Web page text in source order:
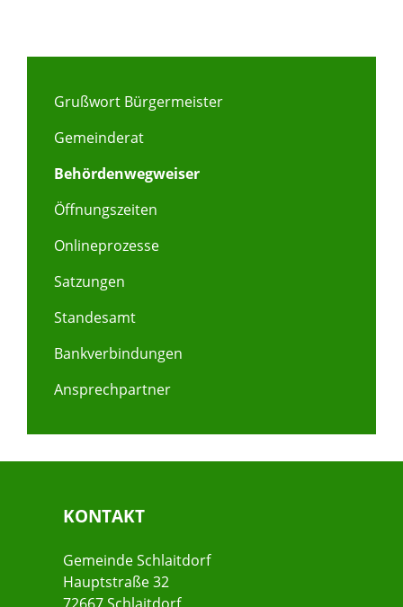
Grußwort Bürgermeister
Gemeinderat
Behördenwegweiser
Öffnungszeiten
Onlineprozesse
Satzungen
Standesamt
Bankverbindungen
Ansprechpartner
KONTAKT
Gemeinde Schlaitdorf
Hauptstraße 32